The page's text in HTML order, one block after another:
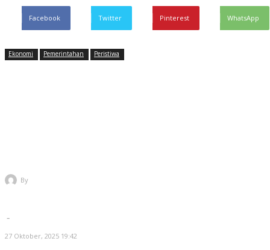
Facebook Twitter Pinterest WhatsApp
Ekonomi Pemerintahan Peristiwa
By
-
27 Oktober, 2025 19:42